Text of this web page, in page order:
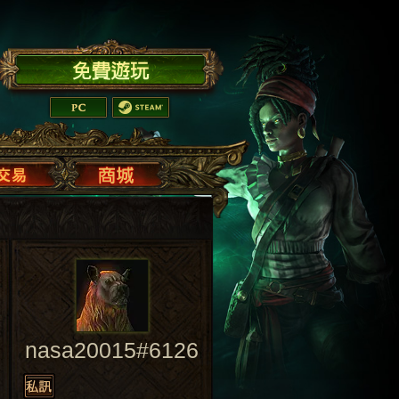
nasa20015#6126